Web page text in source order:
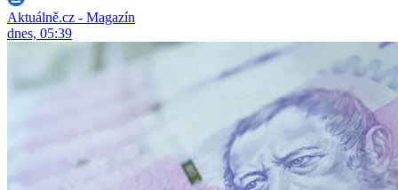
Aktuálně.cz - Magazín
dnes, 05:39